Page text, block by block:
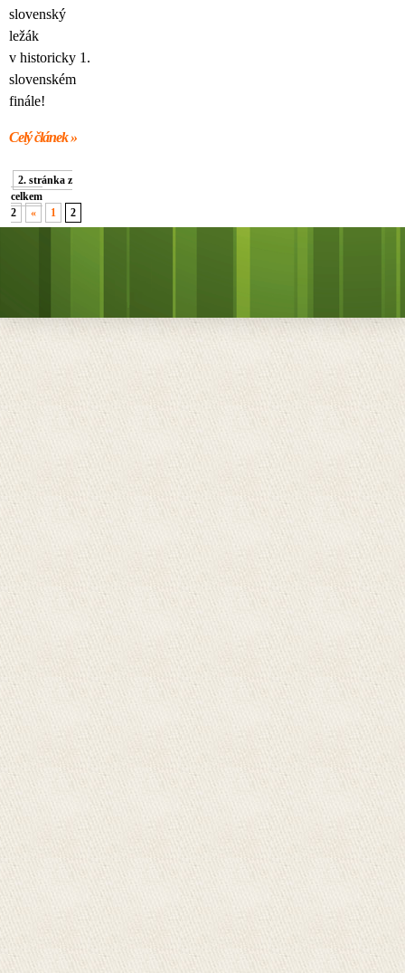
slovenský
ležák
v historicky 1.
slovenském
finále!
Celý článek »
2. stránka z
celkem
2
« 1 2